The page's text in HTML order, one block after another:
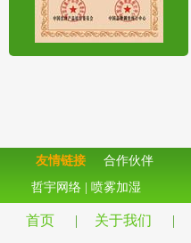
友情链接
合作伙伴
哲宇网络
喷雾加湿
首页 | 关于我们 |